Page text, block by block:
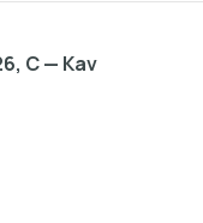
C — Kav